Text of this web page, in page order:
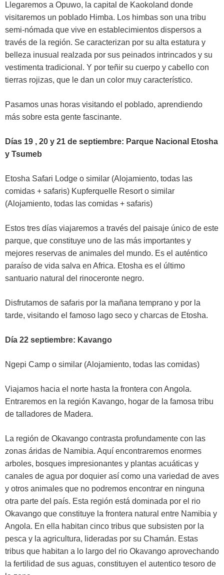
Llegaremos a Opuwo, la capital de Kaokoland donde
visitaremos un poblado Himba. Los himbas son una tribu
semi-nómada que vive en establecimientos dispersos a
través de la región. Se caracterizan por su alta estatura y
belleza inusual realzada por sus peinados intrincados y su
vestimenta tradicional. Y por teñir su cuerpo y cabello con
tierras rojizas, que le dan un color muy característico.
Pasamos unas horas visitando el poblado, aprendiendo
más sobre esta gente fascinante.
Días 19 , 20 y 21 de septiembre: Parque Nacional Etosha
y Tsumeb
Etosha Safari Lodge o similar (Alojamiento, todas las
comidas + safaris) Kupferquelle Resort o similar
(Alojamiento, todas las comidas + safaris)
Estos tres días viajaremos a través del paisaje único de este
parque, que constituye uno de las más importantes y
mejores reservas de animales del mundo. Es el auténtico
paraíso de vida salva en Africa. Etosha es el último
santuario natural del rinoceronte negro.
Disfrutamos de safaris por la mañana temprano y por la
tarde, visitando el famoso lago seco y charcas de Etosha.
Día 22 septiembre: Kavango
Ngepi Camp o similar (Alojamiento, todas las comidas)
Viajamos hacia el norte hasta la frontera con Angola.
Entraremos en la región Kavango, hogar de la famosa tribu
de talladores de Madera.
La región de Okavango contrasta profundamente con las
zonas áridas de Namibia. Aquí encontraremos enormes
arboles, bosques impresionantes y plantas acuáticas y
canales de agua por doquier así como una variedad de aves
y otros animales que no podremos encontrar en ninguna
otra parte del país. Esta región está dominada por el rio
Okavango que constituye la frontera natural entre Namibia y
Angola. En ella habitan cinco tribus que subsisten por la
pesca y la agricultura, lideradas por su Chamán. Estas
tribus que habitan a lo largo del rio Okavango aprovechando
la fertilidad de sus aguas, constituyen el autentico tesoro de